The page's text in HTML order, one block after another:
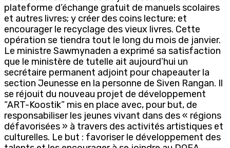
plateforme d’échange gratuit de manuels scolaires
et autres livres; y créer des coins lecture; et
encourager le recyclage des vieux livres. Cette
opération se tiendra tout le long du mois de janvier.
Le ministre Sawmynaden a exprimé sa satisfaction
que le ministère de tutelle ait aujourd’hui un
secrétaire permanent adjoint pour chapeauter la
section Jeunesse en la personne de Siven Rangan. Il
se réjouit du nouveau projet de développement
“ART-Koostik” mis en place avec, pour but, de
responsabiliser les jeunes vivant dans des « régions
défavorisées » à travers des activités artistiques et
culturelles. Le but : favoriser le développement des